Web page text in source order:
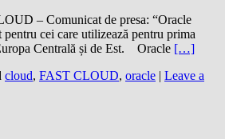
– Comunicat de presa: “Oracle
pentru cei care utilizează pentru prima
Centrală și de Est. Oracle […]
cloud, FAST CLOUD, oracle | Leave a